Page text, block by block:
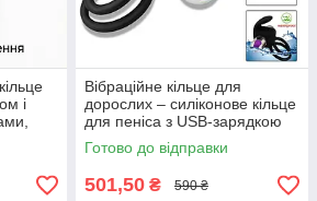
і
Вібраційне кільце для
дорослих – силіконове кільце
для пеніса з USB-зарядкою
Готово до відправки
501,50 ₴ 590 ₴